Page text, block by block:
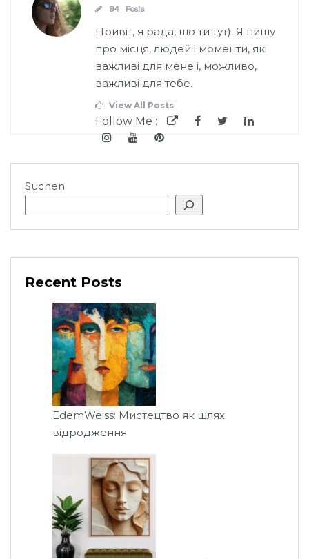
94 Posts
Привіт, я рада, що ти тут). Я пишу
про місця, людей і моменти, які
важливі для мене і, можливо,
важливі для тебе.
View All Posts
Follow Me :
Suchen
Recent Posts
EdemWeiss: Мистецтво як шлях
відродження